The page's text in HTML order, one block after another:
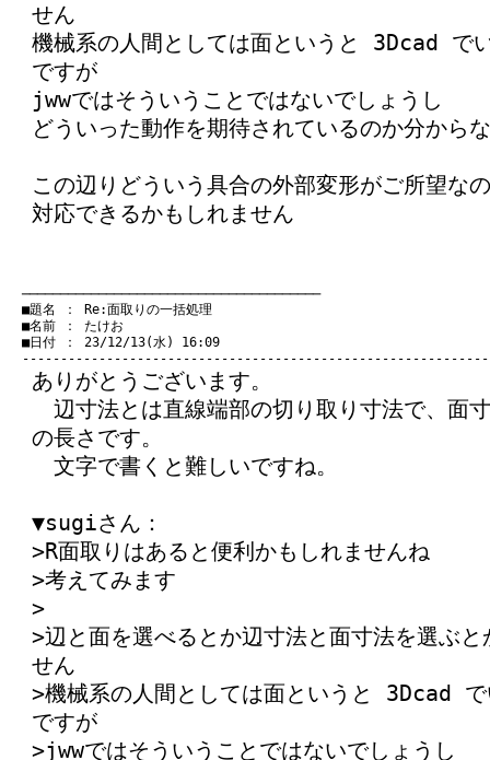
せん
機械系の人間としては面というと 3Dcad で
ですが
jwwではそういうことではないでしょうし
どういった動作を期待されているのか分から
この辺りどういう具合の外部変形がご所望な
対応できるかもしれません
───────────────────────────────────────
■題名 ： Re:面取りの一括処理
■名前 ： たけお
■日付 ： 23/12/13(水) 16:09
ありがとうございます。
辺寸法とは直線端部の切り取り寸法で、面
の長さです。
文字で書くと難しいですね。
▼sugiさん：
>R面取りはあると便利かもしれませんね
>考えてみます
>
>辺と面を選べるとか辺寸法と面寸法を選ぶ
せん
>機械系の人間としては面というと 3Dcad
ですが
>jwwではそういうことではないでしょうし